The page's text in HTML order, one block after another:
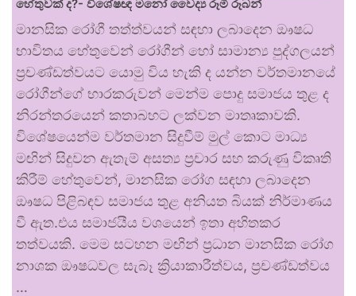
හේතුවක් ද?- විශේෂඥ මනෝ වෛද්‍ය රූමි රූබන්
මානසික රෝගී තත්ත්වයන් සඳහා ලබාදෙන ඖෂධ
භාවිතය හේතුවෙන් රෝගීන් හෝ සාමාන්‍ය පුද්ගලයන්
ප්‍රචණ්ඩත්වයට යොමු විය හැකි ද යන්න වර්තමානයේ
රෝගීන්ගේ භාරකරුවන් මෙන්ම පොදු සමාජය තුළ ද
නිරන්තරයෙන් කතාබහට ලක්වන මාතෘකාවකි.
විශේෂයෙන්ම වර්තමාන සිදුවීම් මුල් කොට මාධ්‍ය
මඟින් සිදුවන ඇතැම් අසත්‍ය ප්‍රචාර සහ කරුණු විකෘති
කිරීම් හේතුවෙන්, මානසික රෝග සඳහා ලබාදෙන
ඖෂධ පිළිබඳව සමාජය තුළ අනියත බියක් නිර්මාණය
වී ඇත.එය සමාජයීය වශයෙන් ඉතා අහිතකර
තත්වයකි. මෙම සටහන මඟින් ප්‍රධාන මානසික රෝග
නාශක ඖෂධවල සැබෑ ක්‍රියාකාරීත්වය, ප්‍රචණ්ඩත්වය
…